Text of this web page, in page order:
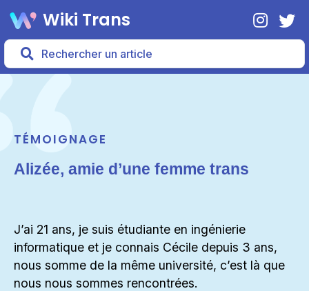
Wiki Trans
TÉMOIGNAGE
Alizée, amie d’une femme trans
J’ai 21 ans, je suis étudiante en ingénierie
informatique et je connais Cécile depuis 3 ans,
nous somme de la même université, c’est là que
nous nous sommes rencontrées.